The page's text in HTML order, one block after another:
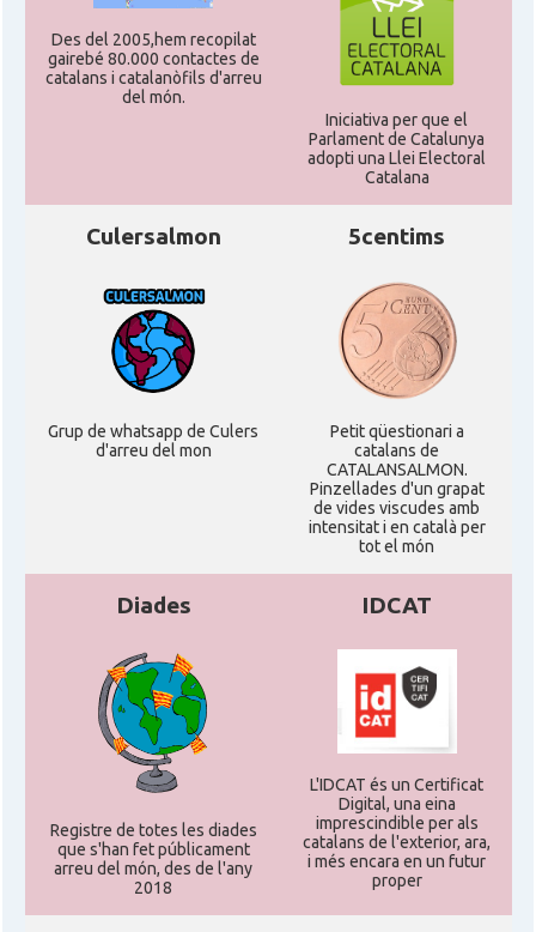
Des del 2005,hem recopilat
gairebé 80.000 contactes de
catalans i catalanòfils d'arreu
del món.
Iniciativa per que el
Parlament de Catalunya
adopti una Llei Electoral
Catalana
Culersalmon
Grup de whatsapp de Culers
d'arreu del mon
5centims
Petit qüestionari a
catalans de
CATALANSALMON.
Pinzellades d'un grapat
de vides viscudes amb
intensitat i en català per
tot el món
Diades
Registre de totes les diades
que s'han fet públicament
arreu del món, des de l'any
2018
IDCAT
L'IDCAT és un Certificat
Digital, una eina
imprescindible per als
catalans de l'exterior, ara,
i més encara en un futur
proper